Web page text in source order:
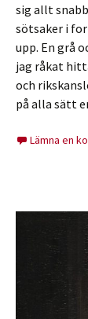
sig allt
sötsaker i
upp. En grå
jag råkat
och
på alla sätt
Lämna en